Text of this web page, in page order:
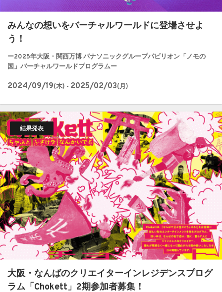
みんなの想いをバーチャルワールドに登場させよ
う！
ー2025年大阪・関西万博 パナソニックグループパビリオン「ノモの
国」バーチャルワールドプログラムー
2024/09/19(木) - 2025/02/03(月)
結果発表
大阪・なんばのクリエイターインレジデンスプログ
ラム「Chokett」2期参加者募集！